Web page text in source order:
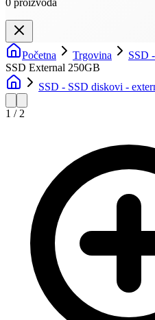
Početna Trgovina SSD
SSD External 250GB
SSD - SSD diskovi -
1 / 2